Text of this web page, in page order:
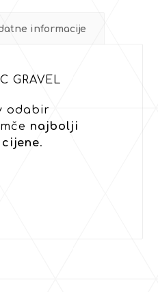
informacije
GRAVEL
odabir
najbolji
.